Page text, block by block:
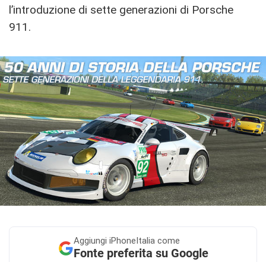
l’introduzione di sette generazioni di Porsche
911.
Aggiungi iPhoneItalia come
Fonte preferita su Google